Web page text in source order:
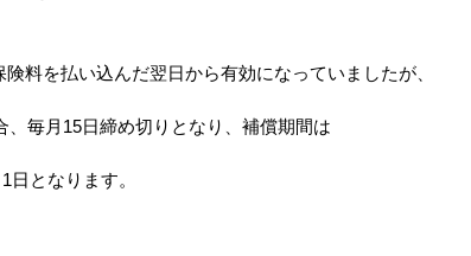
料を払い込んだ翌日から有効になっていましたが、
毎月15日締め切りとなり、補償期間は
日となります。